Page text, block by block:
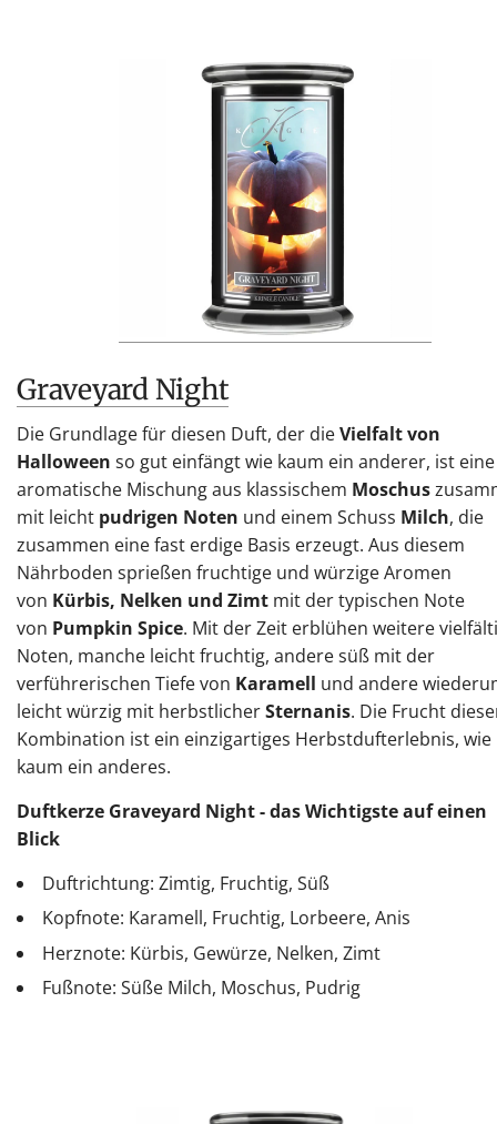
Graveyard Night
Die Grundlage für diesen Duft, der dieVielfalt von
Halloween so gut einfängt wie kaum ein anderer, ist eine
aromatische Mischung aus klassischem Moschus
mit leicht pudrigen Noten und einem Schuss Milch, die
zusammen eine fast erdige Basis erzeugt. Aus diesem
Nährboden sprießen fruchtige und würzige Aromen
von Kürbis, Nelken und Zimt mit der typischen Note
von Pumpkin Spice. Mit der Zeit erblühen weitere
Noten, manche leicht fruchtig, andere süß mit der
verführerischen Tiefe von Karamell und andere
leicht würzig mit herbstlicherSternanis. Die Frucht
Kombination ist ein einzigartiges Herbstdufterlebnis, wie
kaum ein anderes.
Duftkerze Graveyard Night - das Wichtigste auf einen
Blick
Duftrichtung: Zimtig, Fruchtig, Süß
Kopfnote: Karamell, Fruchtig, Lorbeere, Anis
Herznote: Kürbis, Gewürze, Nelken, Zimt
Fußnote: Süße Milch, Moschus, Pudrig